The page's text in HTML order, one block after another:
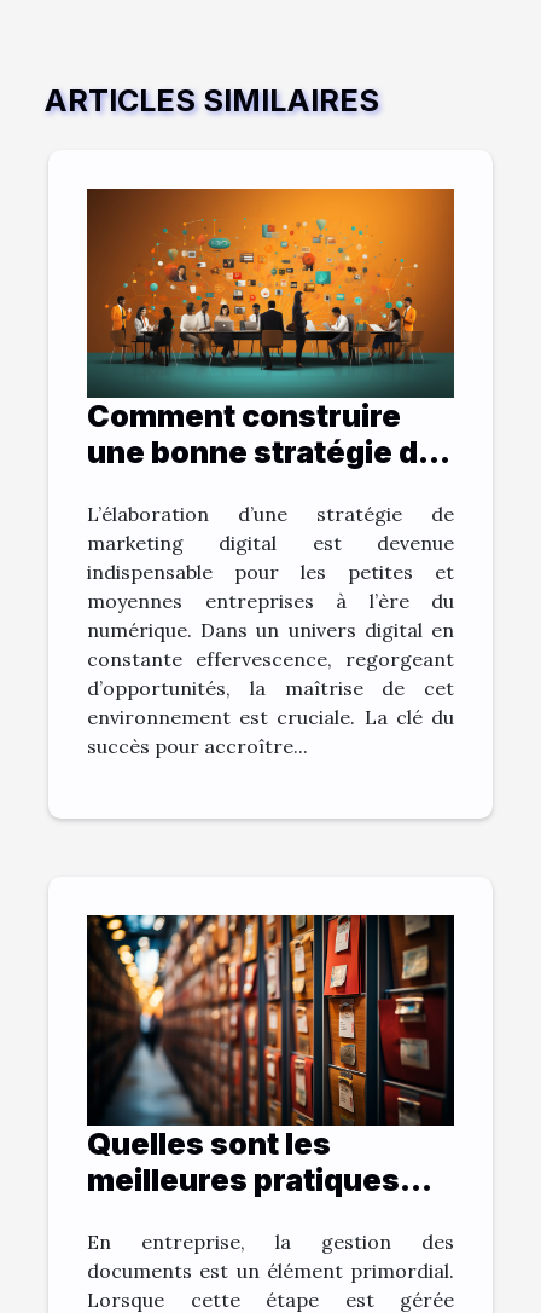
ARTICLES SIMILAIRES
Comment construire
une bonne stratégie de
L’élaboration d’une stratégie de
marketing digital est devenue
indispensable pour les petites et
moyennes entreprises à l’ère du
numérique. Dans un univers digital en
constante effervescence, regorgeant
d’opportunités, la maîtrise de cet
environnement est cruciale. La clé du
succès pour accroître...
Quelles sont les
meilleures pratiques
documents et gagner
du temps ?
En entreprise, la gestion des
documents est un élément primordial.
Lorsque cette étape est gérée